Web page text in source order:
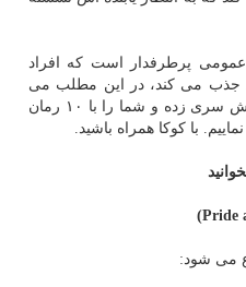
پرطرفدار است كه افراد
جذب می كند، در این مطلب می
خواهیم به لیست رمان های پرفروش سری زده و شما را با ۱۰ رمان
با كوكا همراه باشید.
می شود: